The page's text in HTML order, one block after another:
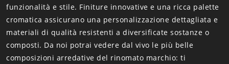
funzionalità e stile. Finiture innovative e una ricca palette
cromatica assicurano una personalizzazione dettagliata e
materiali di qualità resistenti a diversificate sostanze o
composti. Da noi potrai vedere dal vivo le più belle
composizioni arredative del rinomato marchio: ti